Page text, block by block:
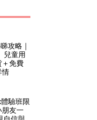
攻略｜
兒童用
免費
情
驗班限
友一